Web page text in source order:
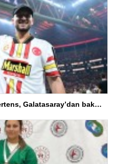
Antrenörlüğe ”Hayır” diyen Mertens, Galatasaray’dan bakın ne istedi